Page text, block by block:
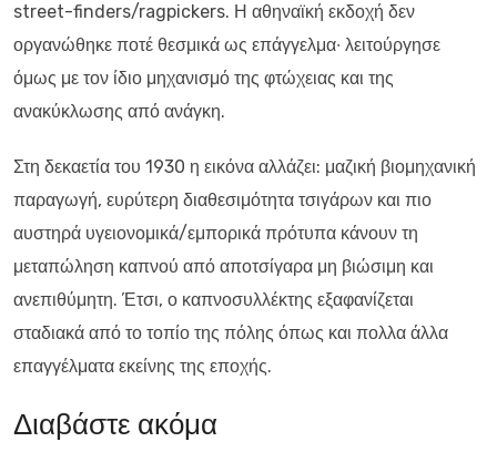
street-finders/ragpickers. Η αθηναϊκή εκδοχή δεν
οργανώθηκε ποτέ θεσμικά ως επάγγελμα∙ λειτούργησε
όμως με τον ίδιο μηχανισμό της φτώχειας και της
ανακύκλωσης από ανάγκη.
Στη δεκαετία του 1930 η εικόνα αλλάζει: μαζική βιομηχανική
παραγωγή, ευρύτερη διαθεσιμότητα τσιγάρων και πιο
αυστηρά υγειονομικά/εμπορικά πρότυπα κάνουν τη
μεταπώληση καπνού από αποτσίγαρα μη βιώσιμη και
ανεπιθύμητη. Έτσι, ο καπνοσυλλέκτης εξαφανίζεται
σταδιακά από το τοπίο της πόλης όπως και πολλα άλλα
επαγγέλματα εκείνης της εποχής.
Διαβάστε ακόμα